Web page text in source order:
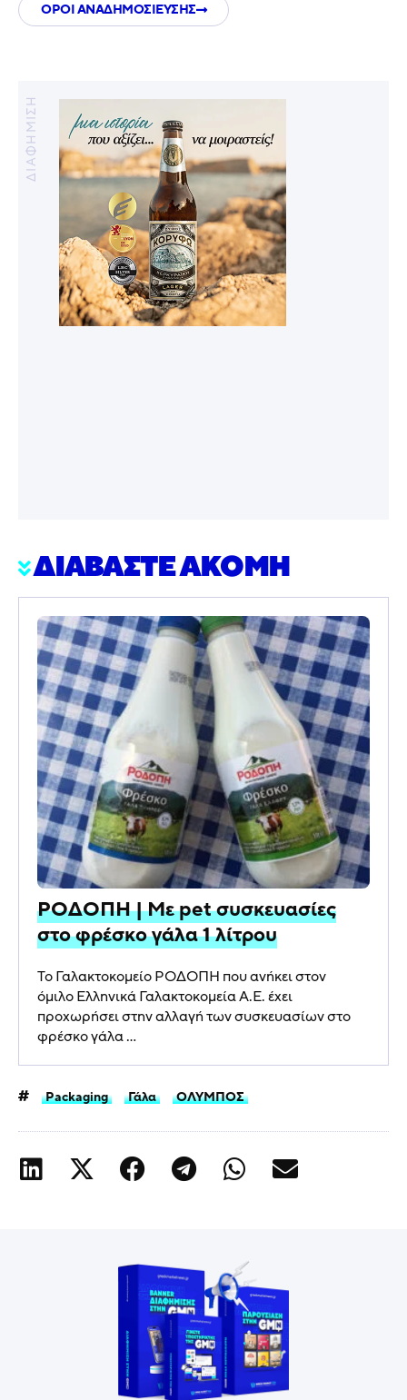
ΟΡΟΙ ΑΝΑΔΗΜΟΣΙΕΥΣΗΣ
ΔΙΑΦΗΜΙΣΗ
ΔΙΑΒΑΣΤΕ ΑΚΟΜΗ
ΡΟΔΟΠΗ | Με pet συσκευασίες
στο φρέσκο γάλα 1 λίτρου
Το Γαλακτοκομείο ΡΟΔΟΠΗ που ανήκει στον
όμιλο Ελληνικά Γαλακτοκομεία Α.Ε. έχει
προχωρήσει στην αλλαγή των συσκευασίων στο
φρέσκο γάλα ...
Packaging Γάλα ΟΛΥΜΠΟΣ